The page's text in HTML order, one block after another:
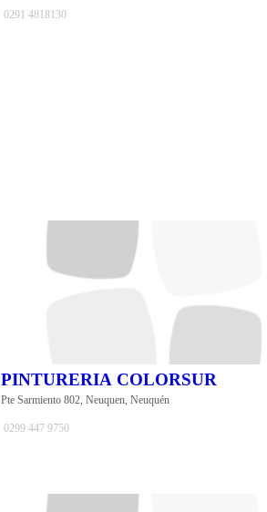
0291 4818130
PINTURERIA COLORSUR
Pte Sarmiento 802, Neuquen, Neuquén
0299 447 9750